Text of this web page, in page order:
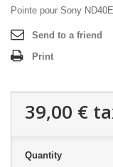
Pointe pour Sony
Send to a friend
Print
39,00 €
Quantity